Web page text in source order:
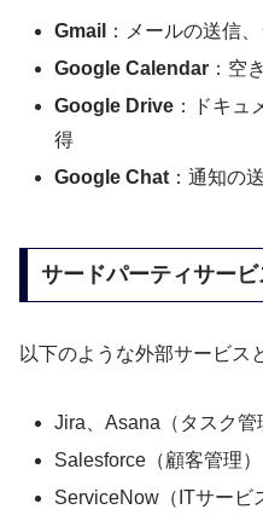
Gmail
：メールの送信
Google Calendar ：空
Google Drive ：ドキュ
得
Google Chat ：通知の
サードパーティサー
以下のような外部サービス
Jira、Asana（タスク管
Salesforce（顧客管理）
ServiceNow（ITサービ